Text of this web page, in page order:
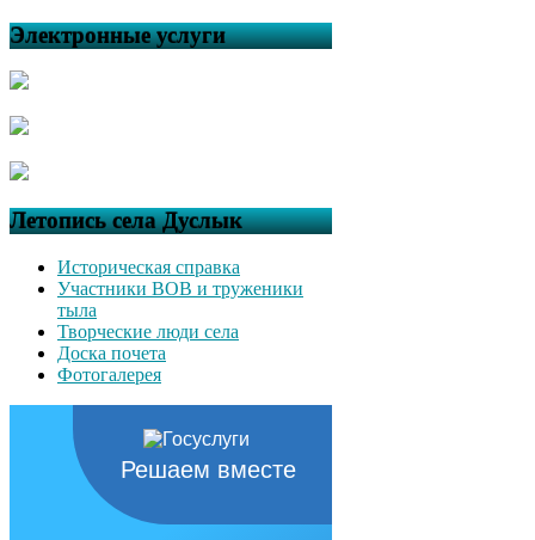
Электронные услуги
Летопись села Дуслык
Историческая справка
Участники ВОВ и труженики
тыла
Творческие люди села
Доска почета
Фотогалерея
Решаем вместе